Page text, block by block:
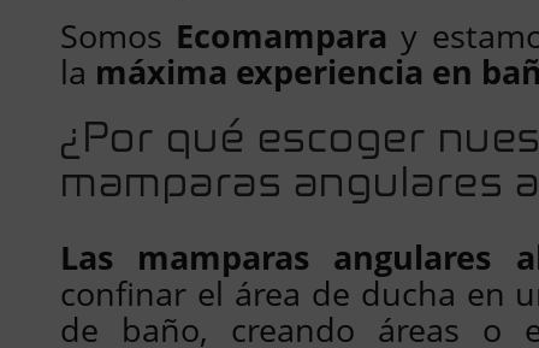
Somos Ecomampara y
la máxima experiencia en
¿Por qué escoger
mamparas angulares
Las mamparas angulares
confinar el área de ducha en
de baño, creando áreas o